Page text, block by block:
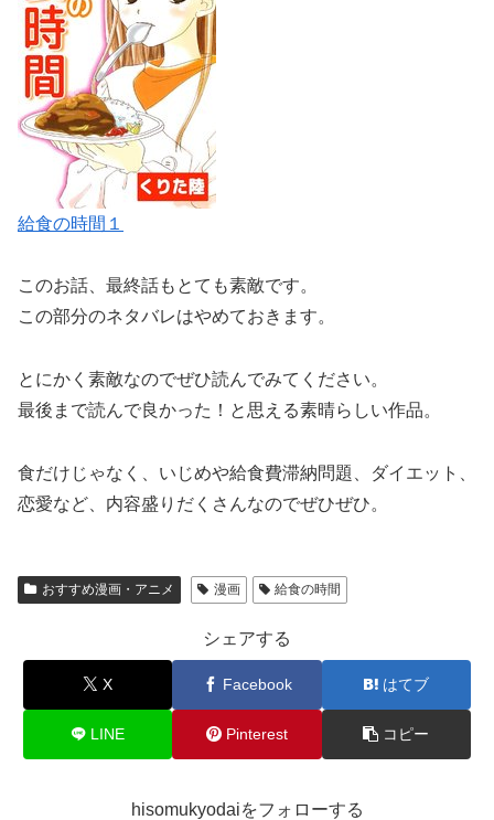
給食の時間１
このお話、 最終話もとても素敵です。
この部分のネタバレはやめておきます。
とにかく素敵なのでぜひ読んでみてください。
最後まで読んで良かった！と思える素晴らしい作品。
食だけじゃなく、いじめや給食費滞納問題、ダイエット、
恋愛など、内容盛りだくさんなのでぜひぜひ。
おすすめ漫画・アニメ 漫画 給食の時間
シェアする
X Facebook はてブ
LINE Pinterest コピー
hisomukyodaiをフォローする